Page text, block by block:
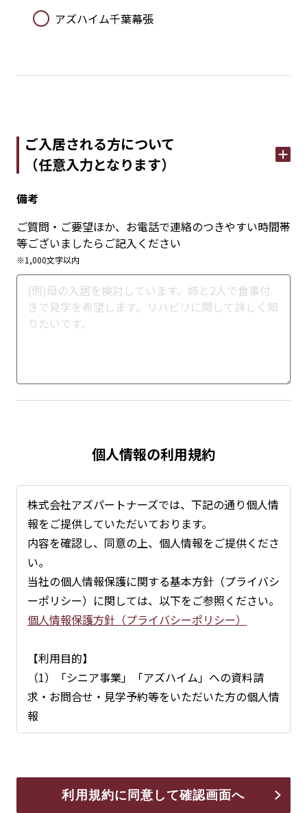
アズハイム千葉幕張
ご入居される方について
（任意入力となります）
備考
ご質問・ご要望ほか、お電話で連絡のつきやすい時間帯
等ございましたらご記入ください
※1,000文字以内
個人情報の利用規約
株式会社アズパートナーズでは、下記の通り個人情
報をご提供していただいております。
内容を確認し、同意の上、個人情報をご提供くださ
い。
当社の個人情報保護に関する基本方針（プライバシ
ーポリシー）に関しては、以下をご参照ください。
個人情報保護方針（プライバシーポリシー）
【利用目的】
（1）「シニア事業」「アズハイム」への資料請
求・お問合せ・見学予約等をいただいた方の個人情
報
・アズハイムシリーズへの入居のご案内、見学会等
（2）「不動産事業」へのお問合せをいただいた方
の個人情報利用規約に同意して確認画面へ